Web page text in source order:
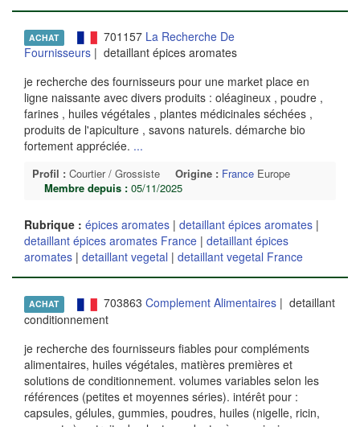
ACHAT 701157 La Recherche De
Fournisseurs | detaillant épices aromates
je recherche des fournisseurs pour une market place en
ligne naissante avec divers produits : oléagineux , poudre ,
farines , huiles végétales , plantes médicinales séchées ,
produits de l'apiculture , savons naturels. démarche bio
fortement appréciée. ...
Profil : Courtier / Grossiste Origine : France Europe
Membre depuis : 05/11/2025
Rubrique : épices aromates | detaillant épices aromates |
detaillant épices aromates France | detaillant épices
aromates | detaillant vegetal | detaillant vegetal France
ACHAT 703863 Complement Alimentaires| detaillant
conditionnement
je recherche des fournisseurs fiables pour compléments
alimentaires, huiles végétales, matières premières et
solutions de conditionnement. volumes variables selon les
références (petites et moyennes séries). intérêt pour :
capsules, gélules, gummies, poudres, huiles (nigelle, ricin,